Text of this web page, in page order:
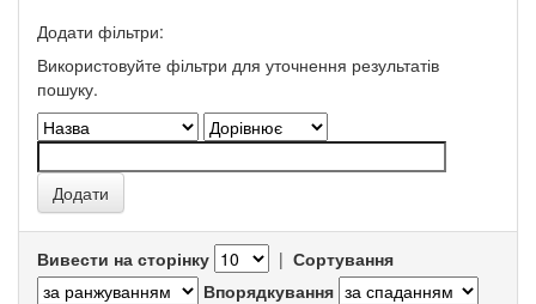
Додати фільтри:
Використовуйте фільтри для уточнення результатів
пошуку.
Вивести на сторінку | Сортування
Впорядкування